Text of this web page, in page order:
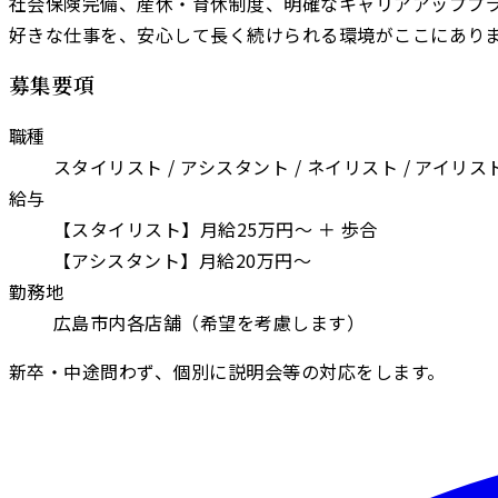
好きな仕事を、安心して長く続けられる環境がここにありま
募集要項
職種
スタイリスト / アシスタント / ネイリスト / アイリス
給与
【スタイリスト】月給25万円〜 ＋ 歩合
【アシスタント】月給20万円〜
勤務地
広島市内各店舗（希望を考慮します）
新卒・中途問わず、個別に説明会等の対応をします。